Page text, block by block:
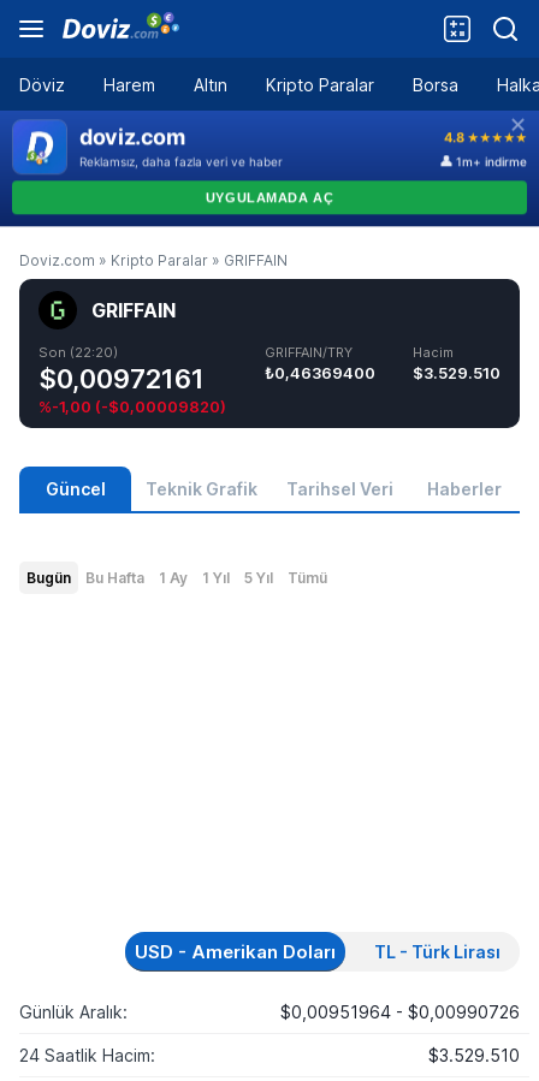
Döviz Harem Altın Kripto Paralar Borsa
Doviz.com » Kripto Paralar » GRIFFAIN
GRIFFAIN
Son (22:20)
$0,00972161
%-1,00 (-$0,00009820)
GRIFFAIN/TRY
₺0,46369400
Hacim
$3.529.510
Güncel Teknik Grafik Tarihsel Veri Haberler
Bugün Bu Hafta 1 Ay 1 Yıl 5 Yıl Tümü
USD - Amerikan Doları TL - Türk Lirası
Günlük Aralık: $0,00951964 - $0,00990726
24 Saatlik Hacim: $3.529.510